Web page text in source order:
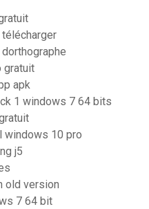
gratuit
apk
1 windows 7 64 bits
windows 10 pro
j5
old version
7 64 bit